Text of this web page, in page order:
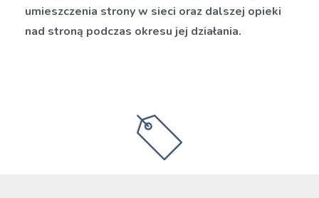
umieszczenia strony w sieci oraz dalszej opieki
nad stroną podczas okresu jej działania.